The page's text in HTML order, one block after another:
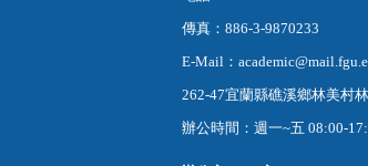
傳真：886-3-9870233
E-Mail：
262-47宜蘭縣礁溪鄉林美村
辦公時間：週一~五 08:00-